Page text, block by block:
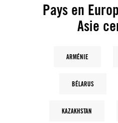
Pays en
Asie
ARMÉNIE
BÉLARUS
KAZAKHSTAN